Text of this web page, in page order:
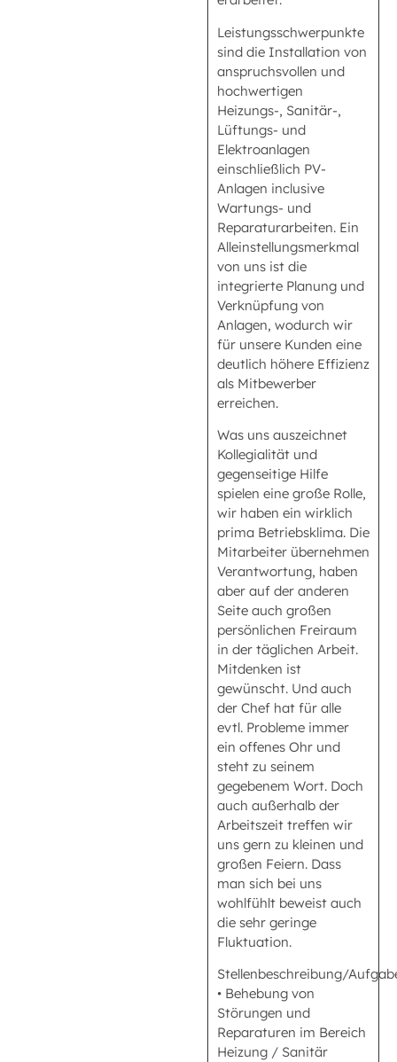
Leistungsschwerpunkte
sind die Installation von
anspruchsvollen und
hochwertigen
Heizungs-, Sanitär-,
Lüftungs- und
Elektroanlagen
einschließlich PV-
Anlagen inclusive
Wartungs- und
Reparaturarbeiten. Ein
Alleinstellungsmerkmal
von uns ist die
integrierte Planung und
Verknüpfung von
Anlagen, wodurch wir
für unsere Kunden eine
deutlich höhere Effizienz
als Mitbewerber
erreichen.
Was uns auszeichnet
Kollegialität und
gegenseitige Hilfe
spielen eine große Rolle,
wir haben ein wirklich
prima Betriebsklima. Die
Mitarbeiter übernehmen
Verantwortung, haben
aber auf der anderen
Seite auch großen
persönlichen Freiraum
in der täglichen Arbeit.
Mitdenken ist
gewünscht. Und auch
der Chef hat für alle
evtl. Probleme immer
ein offenes Ohr und
steht zu seinem
gegebenem Wort. Doch
auch außerhalb der
Arbeitszeit treffen wir
uns gern zu kleinen und
großen Feiern. Dass
man sich bei uns
wohlfühlt beweist auch
die sehr geringe
Fluktuation.
Stellenbeschreibung/
• Behebung von
Störungen und
Reparaturen im Bereich
Heizung / Sanitär